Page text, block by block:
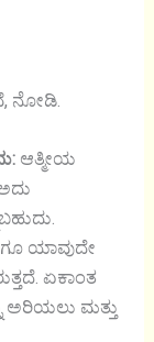
ನೋಡಿ.
ಆತ್ಮೀಯ
ಯಾವುದೇ
ಏಕಾಂತ
ಅರಿಯಲು ಮತ್ತು